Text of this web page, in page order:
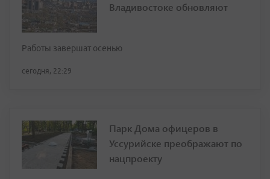
Владивостоке обновляют
Работы завершат осенью
сегодня, 22:29
Парк Дома офицеров в
Уссурийске преображают по
нацпроекту